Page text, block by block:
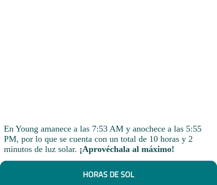
En Young amanece a las 7:53 AM y anochece a las 5:55
PM, por lo que se cuenta con un total de 10 horas y 2
minutos de luz solar. ¡Aprovéchala al máximo!
HORAS DE SOL